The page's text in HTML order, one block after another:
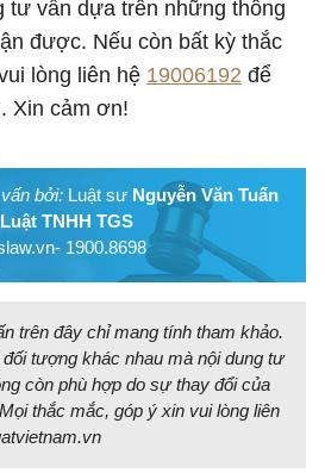
tư vấn dựa trên những thông
được. Nếu còn bất kỳ thắc
lòng liên hệ 19006192 để
Xin cảm ơn!
bởi: Luật sư Nguyễn Văn Tuấn
TNHH TGS
1900.8698
trên đây chỉ mang tính tham khảo.
tượng khác nhau mà nội dung tư
còn phù hợp do sự thay đổi của
thắc mắc, góp ý xin vui lòng liên